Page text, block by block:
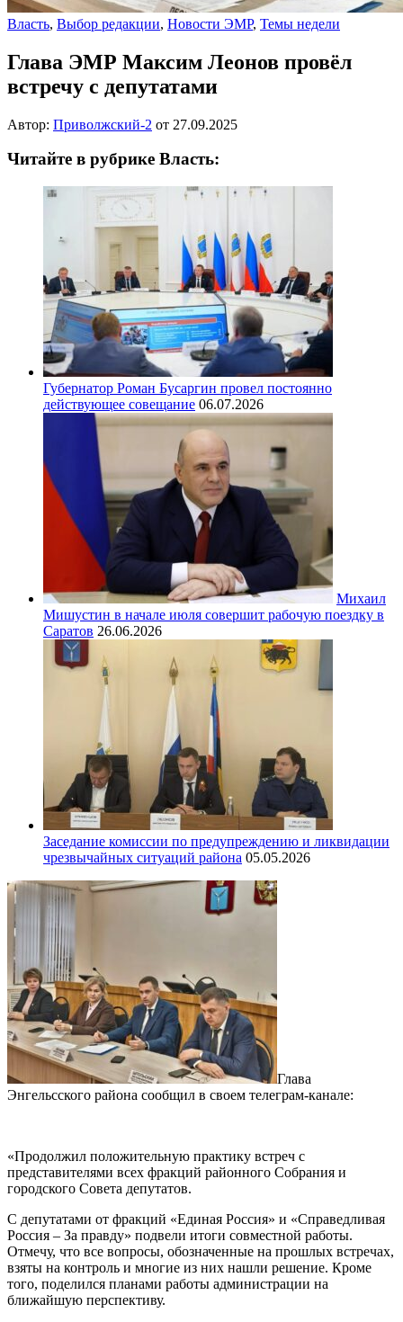
Власть, Выбор редакции, Новости ЭМР, Темы недели
Глава ЭМР Максим Леонов провёл
встречу с депутатами
Автор: Приволжский-2 от 27.09.2025
Читайте в рубрике Власть:
Губернатор Роман Бусаргин провел постоянно
действующее совещание 06.07.2026
Михаил
Мишустин в начале июля совершит рабочую поездку в
Саратов 26.06.2026
Заседание комиссии по предупреждению и ликвидации
чрезвычайных ситуаций района 05.05.2026
Глава
Энгельсского района сообщил в своем телеграм-канале:
«Продолжил положительную практику встреч с
представителями всех фракций районного Собрания и
городского Совета депутатов.
С депутатами от фракций «Единая Россия» и «Справедливая
Россия – За правду» подвели итоги совместной работы.
Отмечу, что все вопросы, обозначенные на прошлых встречах,
взяты на контроль и многие из них нашли решение. Кроме
того, поделился планами работы администрации на
ближайшую перспективу.